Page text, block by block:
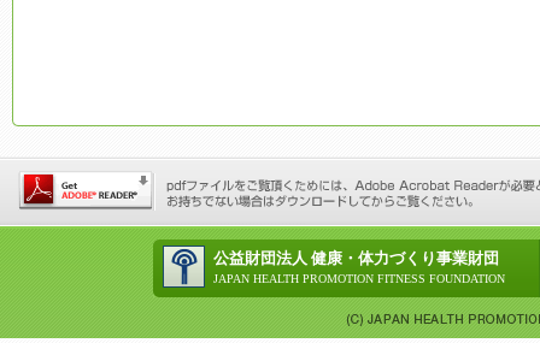
公益財団法人 健康・体力づくり事業財団
JAPAN HEALTH PROMOTION FITNESS FOUNDATION